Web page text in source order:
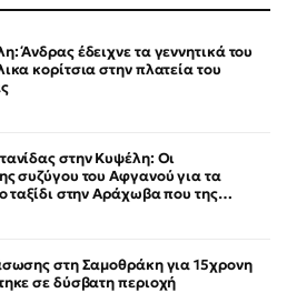
Άνδρας έδειχνε τα γεννητικά του
κορίτσια στην πλατεία του
στην Κυψέλη: Οι
συζύγου του Αφγανού για τα
ταξίδι στην Αράχωβα που της
στη Σαμοθράκη για 15χρονη
σε δύσβατη περιοχή